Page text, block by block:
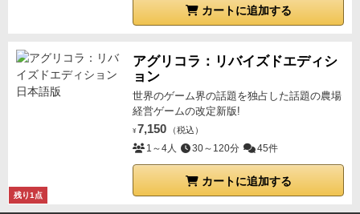
カートに追加する
残り1点
アグリコラ：リバイズドエディシ
ョン
世界のゲーム界の話題を独占した話題の農場
経営ゲームの改定新版!
¥ 7,150 （税込）
1～4人 30～120分 45件
カートに追加する